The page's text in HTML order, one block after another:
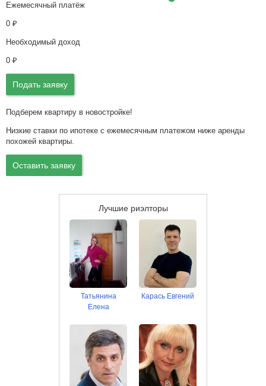
Ежемесячный платёж
0 ₽
Необходимый доход
0 ₽
Подать заявку
Подберем квартиру в новостройке!
Низкие ставки по ипотеке с ежемесячным платежом ниже аренды
похожей квартиры.
Оставить заявку
Лучшие риэлторы
Татьянина
Елена
Карась Евгений